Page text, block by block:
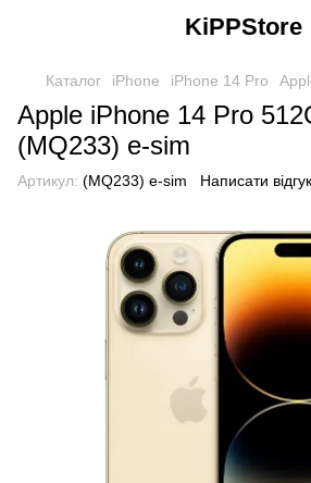
KiPPStore
Каталог iPhone iPhone 14 Pro
Apple iPhone 14 Pro
(MQ233) e-sim
Артикул: (MQ233) e-sim Написати відгук